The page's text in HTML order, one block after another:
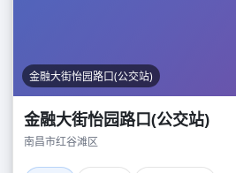
金融大街怡园路口(公交站)
金融大街怡园路口(公交站)
南昌市红谷滩区